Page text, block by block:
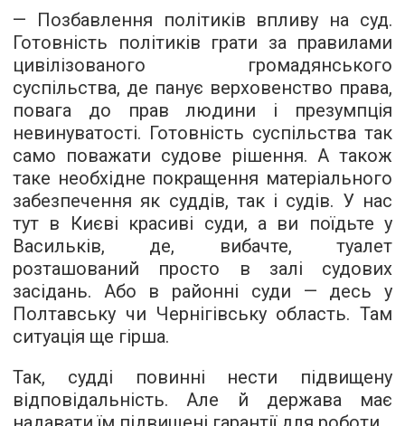
— Позбавлення політиків впливу на суд.
Готовність політиків грати за правилами
цивілізованого громадянського
суспільства, де панує верховенство права,
повага до прав людини і презумпція
невинуватості. Готовність суспільства так
само поважати судове рішення. А також
таке необхідне покращення матеріального
забезпечення як суддів, так і судів. У нас
тут в Києві красиві суди, а ви поїдьте у
Васильків, де, вибачте, туалет
розташований просто в залі судових
засідань. Або в районні суди — десь у
Полтавську чи Чернігівську область. Там
ситуація ще гірша.
Так, судді повинні нести підвищену
відповідальність. Але й держава має